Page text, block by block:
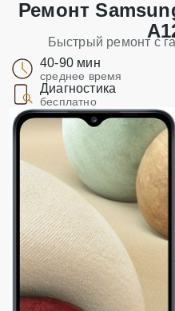
Ремонт
Быстрый ремонт с
40-90 мин
среднее время
Диагностика
бесплатно